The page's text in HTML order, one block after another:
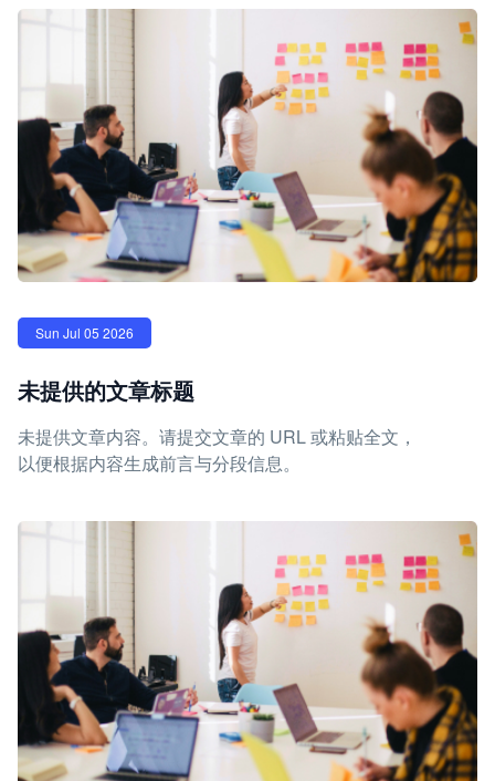
Sun Jul 05 2026
未提供的文章标题
未提供文章内容。请提交文章的 URL 或粘贴全文，
以便根据内容生成前言与分段信息。